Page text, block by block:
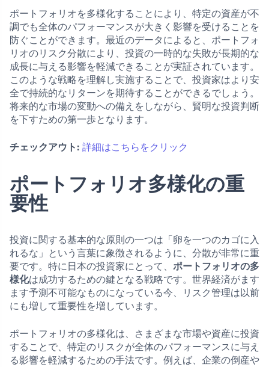
ポートフォリオを多様化することにより、特定の資産が不
調でも全体のパフォーマンスが大きく影響を受けることを
防ぐことができます。最近のデータによると、ポートフォ
リオのリスク分散により、投資の一時的な失敗が長期的な
成長に与える影響を軽減できることが実証されています。
このような戦略を理解し実施することで、投資家はより安
全で持続的なリターンを期待することができるでしょう。
将来的な市場の変動への備えをしながら、賢明な投資判断
を下すための第一歩となります。
チェックアウト: 詳細はこちらをクリック
ポートフォリオ多様化の重
要性
投資に関する基本的な原則の一つは「卵を一つのカゴに入
れるな」という言葉に象徴されるように、分散が非常に重
要です。特に日本の投資家にとって、 ポートフォリオの多
様化は成功するための鍵となる戦略です。世界経済がます
ます予測不可能なものになっている今、リスク管理は以前
にも増して重要性を増しています。
ポートフォリオの多様化は、さまざまな市場や資産に投資
することで、特定のリスクが全体のパフォーマンスに与え
る影響を軽減するための手法です。例えば、企業の倒産や